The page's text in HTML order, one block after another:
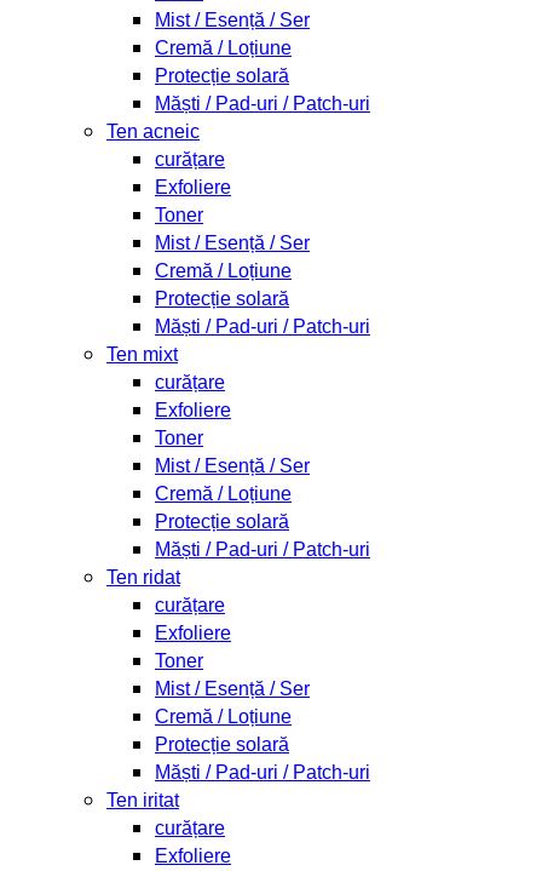
Mist / Esență / Ser
Cremă / Loțiune
Protecție solară
Măști / Pad-uri / Patch-uri
Ten acneic
curățare
Exfoliere
Toner
Mist / Esență / Ser
Cremă / Loțiune
Protecție solară
Măști / Pad-uri / Patch-uri
Ten mixt
curățare
Exfoliere
Toner
Mist / Esență / Ser
Cremă / Loțiune
Protecție solară
Măști / Pad-uri / Patch-uri
Ten ridat
curățare
Exfoliere
Toner
Mist / Esență / Ser
Cremă / Loțiune
Protecție solară
Măști / Pad-uri / Patch-uri
Ten iritat
curățare
Exfoliere